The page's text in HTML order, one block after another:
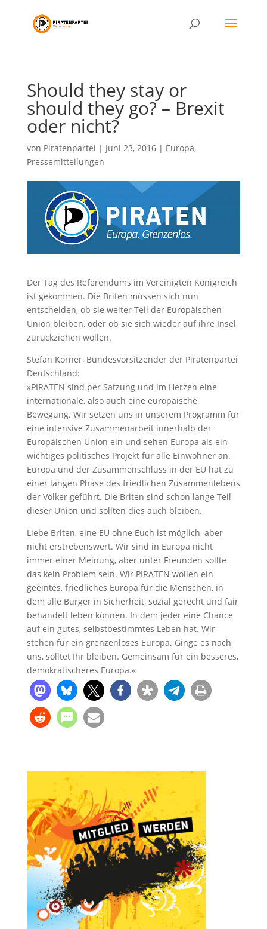
Should they stay or
should they go? – Brexit
oder nicht?
von Piratenpartei | Juni 23, 2016| Europa,
Pressemitteilungen
Der Tag des Referendums im Vereinigten Königreich
ist gekommen. Die Briten müssen sich nun
entscheiden, ob sie weiter Teil der Europäischen
Union bleiben, oder ob sie sich wieder auf ihre Insel
zurückziehen wollen.
Stefan Körner, Bundesvorsitzender der Piratenpartei
Deutschland:
»PIRATEN sind per Satzung und im Herzen eine
internationale, also auch eine europäische
Bewegung. Wir setzen uns in unserem Programm für
eine intensive Zusammenarbeit innerhalb der
Europäischen Union ein und sehen Europa als ein
wichtiges politisches Projekt für alle Einwohner an.
Europa und der Zusammenschluss in der EU hat zu
einer langen Phase des friedlichen Zusammenlebens
der Völker geführt. Die Briten sind schon lange Teil
dieser Union und sollten dies auch bleiben.
Liebe Briten, eine EU ohne Euch ist möglich, aber
nicht erstrebenswert. Wir sind in Europa nicht
immer einer Meinung, aber unter Freunden sollte
das kein Problem sein. Wir PIRATEN wollen ein
geeintes, friedliches Europa für die Menschen, in
dem alle Bürger in Sicherheit, sozial gerecht und fair
behandelt leben können. In dem jeder eine Chance
auf ein gutes, selbstbestimmtes Leben hat. Wir
stehen für ein grenzenloses Europa. Ginge es nach
uns, solltet Ihr bleiben. Gemeinsam für ein besseres,
demokratischeres Europa.«